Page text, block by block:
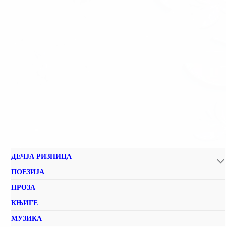
ДЕЧЈА РИЗНИЦА
ПОЕЗИЈА
ПРОЗА
КЊИГЕ
МУЗИКА